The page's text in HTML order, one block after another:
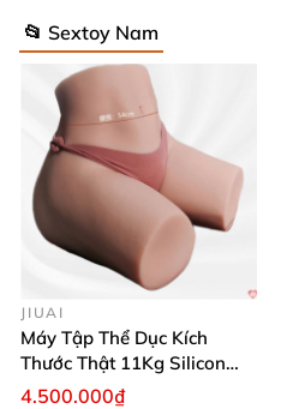
📂 Sextoy Nam
JIUAI
Máy Tập Thể Dục Kích
Thước Thật 11Kg Silicon
Cao Cấp Nhật Bản
4.500.000₫